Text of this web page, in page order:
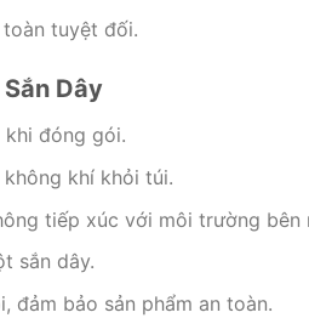
toàn tuyệt đối.
Dây
đóng gói.
khí khỏi túi.
tiếp xúc với môi trường bên
sắn dây.
đảm bảo sản phẩm an toàn.